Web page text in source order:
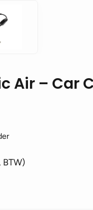
Air – Car
BTW)